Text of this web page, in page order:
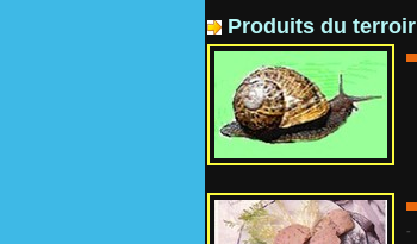
Produits du terroir
-